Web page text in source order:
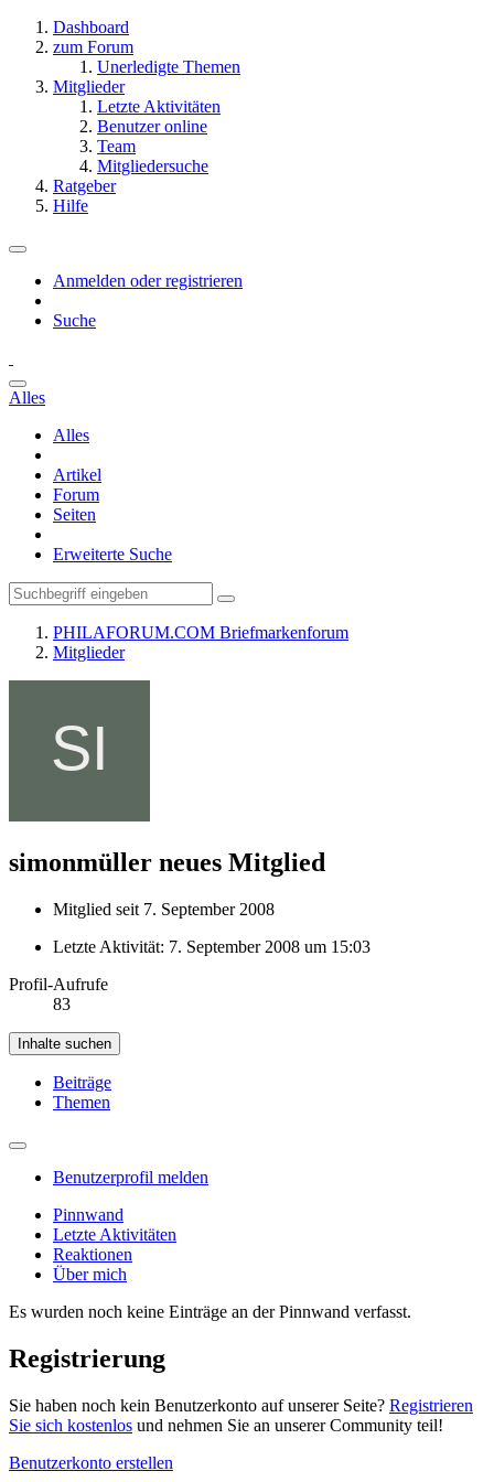
Dashboard
zum Forum
Unerledigte Themen
Mitglieder
Letzte Aktivitäten
Benutzer online
Team
Mitgliedersuche
Ratgeber
Hilfe
Anmelden oder registrieren
Suche
Alles
Alles
Artikel
Forum
Seiten
Erweiterte Suche
PHILAFORUM.COM Briefmarkenforum
Mitglieder
simonmüller neues Mitglied
Mitglied seit 7. September 2008
Letzte Aktivität: 7. September 2008 um 15:03
Profil-Aufrufe
83
Inhalte suchen
Beiträge
Themen
Benutzerprofil melden
Pinnwand
Letzte Aktivitäten
Reaktionen
Über mich
Es wurden noch keine Einträge an der Pinnwand verfasst.
Registrierung
Sie haben noch kein Benutzerkonto auf unserer Seite? Registrieren
Sie sich kostenlos und nehmen Sie an unserer Community teil!
Benutzerkonto erstellen